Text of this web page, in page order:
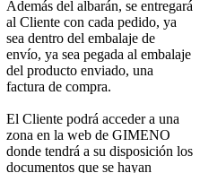
Además del albarán, se entregará
al Cliente con cada pedido, ya
sea dentro del embalaje de
envío, ya sea pegada al embalaje
del producto enviado, una
factura de compra.
El Cliente podrá acceder a una
zona en la web de GIMENO
donde tendrá a su disposición los
documentos que se hayan